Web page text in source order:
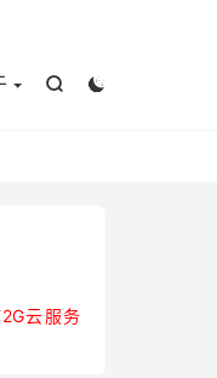


云服务